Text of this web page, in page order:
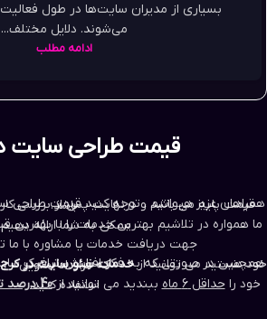
بسیاری از مدیران سایت‌ها در طول
می‌شوند. دلایل مختلف...
ادامه مطلب
قیمت طراحی سایت
همراهان عزیز هیواتیم ، توجه کنید قیمت طراحی سایت با وردپرس ، درج شده قیمت پایه می باشد و درنهایت پس از بررسی کارشناس ما قابل تغییر می باشد.
ما همواره در تلاشیم بهترین خدمات را با بهترین قیمت و در سریع ترین زمان ممکن به شما ارائه
جهت دریافت خدمات یا مشاوره با ما
همچنین در صورتی که به فکر افزایش ترافیک سایت و افزایش فروش سایت خود هستید می توانید ازخدمات سئو سایت در کرج
ما استفاده کنید. درصورتی که قرارداد سئویی
خود راحداقل 6 ماه ببندید می توانید از40 درصد تخفیف ویژه طراحی سایت
استفاده کنید.